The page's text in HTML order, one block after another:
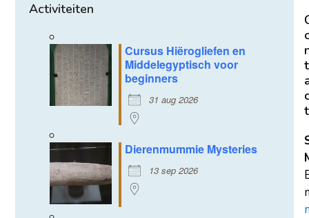
Activiteiten
Cursus Hiërogliefen en
Middelegyptisch voor
beginners
31 aug 2026
Dierenmummie Mysteries
13 sep 2026
t
t